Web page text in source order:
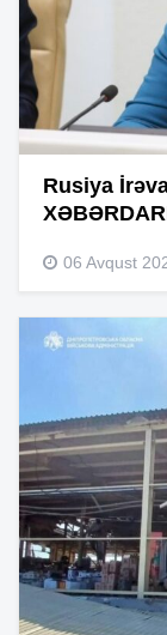
Rusiya
06 Avqust